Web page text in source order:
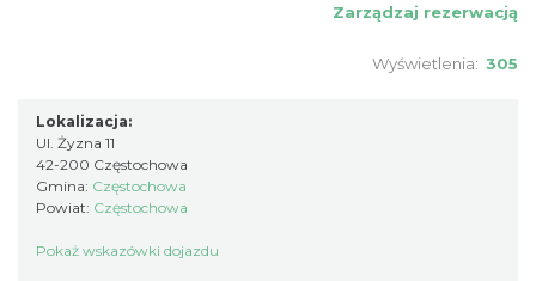
Zarządzaj rezerwacją
Wyświetlenia: 305
Lokalizacja:
Ul. Żyzna 11
42-200 Częstochowa
Gmina: Częstochowa
Powiat: Częstochowa
Pokaż wskazówki dojazdu